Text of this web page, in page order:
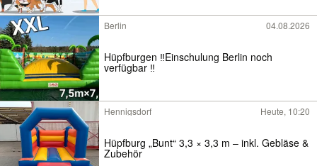
Berlin 04.08.2026
Hüpfburgen ‼️Einschulung Berlin noch
verfügbar ‼️
Hennigsdorf Heute, 10:20
Hüpfburg „Bunt“ 3,3 × 3,3 m – inkl. Gebläse &
Zubehör